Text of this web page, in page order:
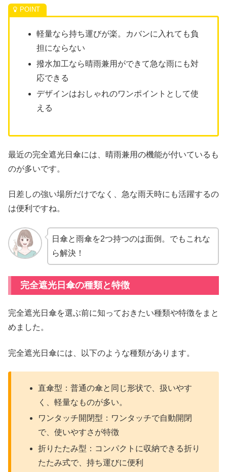
軽量なら持ち運びが楽。カバンに入れても負
担にならない
撥水加工なら晴雨兼用ができて急な雨にも対
応できる
デザインはおしゃれのワンポイントとして使
える
最近の完全遮光日傘には、晴雨兼用の機能が付いているも
のが多いです。
日差しの強い場所だけでなく、急な雨天時にも活躍するの
は便利ですね。
日傘と雨傘を2つ持つのは面倒。でもこれな
ら解決！
完全遮光日傘の種類と特徴
完全遮光日傘を選ぶ前に知っておきたい種類や特徴をまと
めました。
完全遮光日傘には、以下のような種類があります。
直傘型：普通の傘と同じ形状で、扱いやす
く、軽量なものが多い。
ワンタッチ開閉型：ワンタッチで自動開閉
で、使いやすさが特徴
折りたたみ型：コンパクトに収納できる折り
たたみ式で、持ち運びに便利